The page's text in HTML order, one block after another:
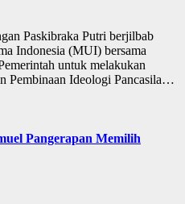
Paskibraka Putri berjilbab
Indonesia (MUI) bersama
untuk melakukan
Pembinaan Ideologi Pancasila…
Pangerapan Memilih